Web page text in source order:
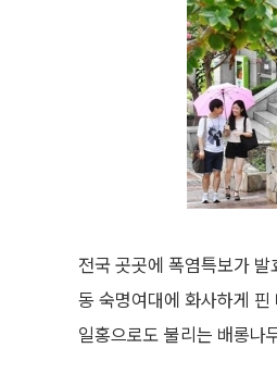
전국 곳곳에 폭염특보가
동 숙명여대에 화사하게
일홍으로도 불리는 배롱나